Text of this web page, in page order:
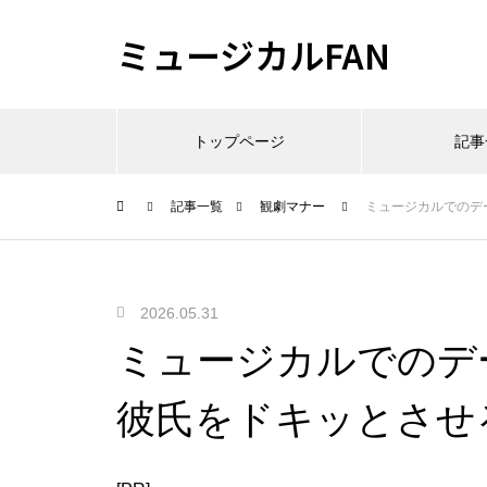
ミュージカルFAN
トップページ 記
記事一覧 観劇マナー ミュージカルでの
2026.05.31
ミュージカルでの
彼氏をドキッとさ